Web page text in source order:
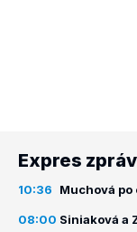
Expres
10:36 Muchová
08:00 Siniaková a